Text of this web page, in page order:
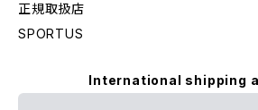
正規取扱店
SPORTUS
International shipping